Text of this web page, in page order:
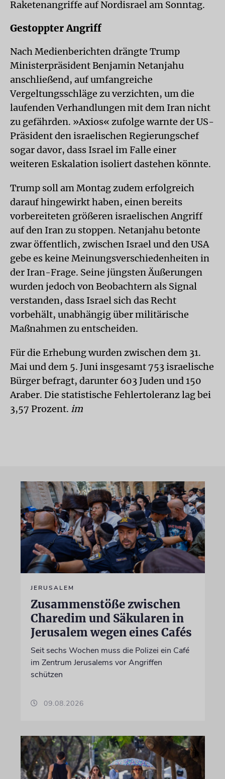
Raketenangriffe auf Nordisrael am Sonntag.
Gestoppter Angriff
Nach Medienberichten drängte Trump
Ministerpräsident Benjamin Netanjahu
anschließend, auf umfangreiche
Vergeltungsschläge zu verzichten, um die
laufenden Verhandlungen mit dem Iran nicht
zu gefährden. »Axios« zufolge warnte der US-
Präsident den israelischen Regierungschef
sogar davor, dass Israel im Falle einer
weiteren Eskalation isoliert dastehen könnte.
Trump soll am Montag zudem erfolgreich
darauf hingewirkt haben, einen bereits
vorbereiteten größeren israelischen Angriff
auf den Iran zu stoppen. Netanjahu betonte
zwar öffentlich, zwischen Israel und den USA
gebe es keine Meinungsverschiedenheiten in
der Iran-Frage. Seine jüngsten Äußerungen
wurden jedoch von Beobachtern als Signal
verstanden, dass Israel sich das Recht
vorbehält, unabhängig über militärische
Maßnahmen zu entscheiden.
Für die Erhebung wurden zwischen dem 31.
Mai und dem 5. Juni insgesamt 753 israelische
Bürger befragt, darunter 603 Juden und 150
Araber. Die statistische Fehlertoleranz lag bei
3,57 Prozent. im
JERUSALEM
Zusammenstöße zwischen
Charedim und Säkularen in
Jerusalem wegen eines Cafés
Seit sechs Wochen muss die Polizei ein Café
im Zentrum Jerusalems vor Angriffen
schützen
09.08.2026